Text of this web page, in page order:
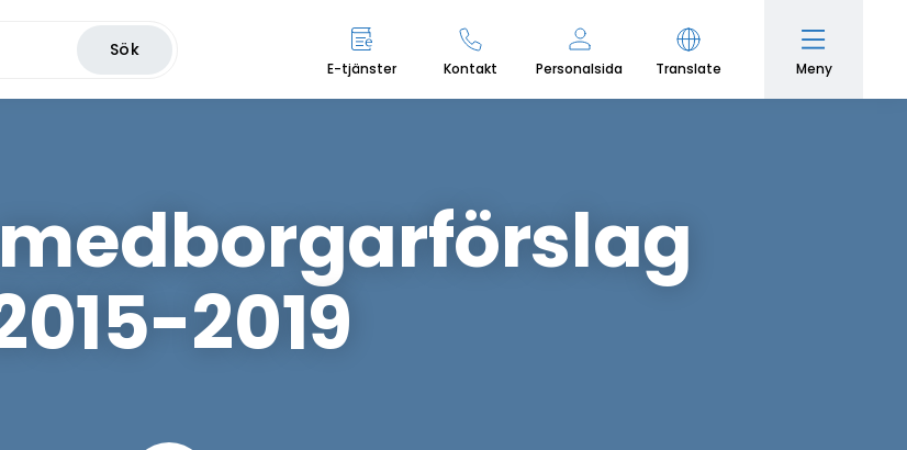
Sök
E-tjänster Kontakt Personalsida Translate Meny
2019